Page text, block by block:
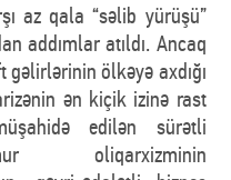
az qala “səlib yürüşü”
addımlar atıldı. Ancaq
ölkəyə axdığı
ən kiçik izinə rast
edilən sürətli
oliqarxizminin